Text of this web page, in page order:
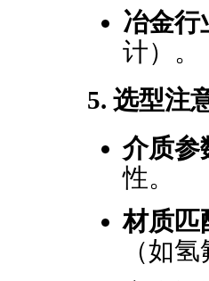
冶金行
计）。
5. 选型注
介质参
性。
材质匹
（如